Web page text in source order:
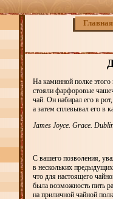
Главная
На каминной полке этого
стояли фарфоровые
чай. Он набирал его в
а затем сплевывал его в
James Joyce. Grace.
С вашего позволения,
в нескольких
что для настоящего
была возможность пить
на приличной чайной